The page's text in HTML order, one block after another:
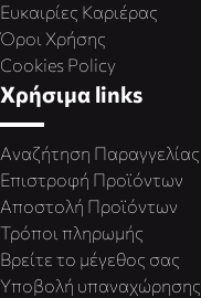
Ευκαιρίες Καριέρας
Όροι Χρήσης
Cookies Policy
Χρήσιμα links
Αναζήτηση Παραγγελίας
Επιστροφή Προϊόντων
Αποστολή Προϊόντων
Τρόποι πληρωμής
Βρείτε το μέγεθος σας
Υποβολή υπαναχώρησης